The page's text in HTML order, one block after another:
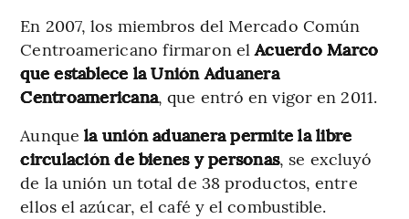
En 2007, los miembros del Mercado Común
Centroamericano firmaron elAcuerdo Marco
que establece la Unión Aduanera
Centroamericana, que entró en vigor en 2011.
Aunquela unión aduanera permite la libre
circulación de bienes y personas, se excluyó
de la unión un total de 38 productos, entre
ellos el azúcar, el café y el combustible.